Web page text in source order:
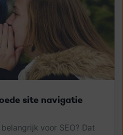
site navigatie
voor SEO? Dat